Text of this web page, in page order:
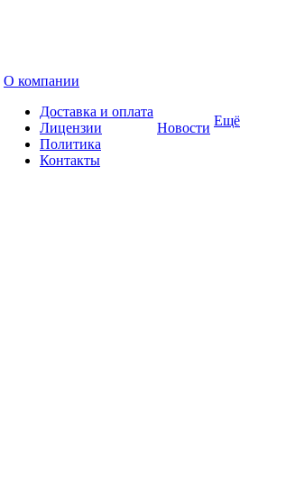
О компании
Доставка и оплата
Лицензии
Политика
Контакты
Новости Ещё